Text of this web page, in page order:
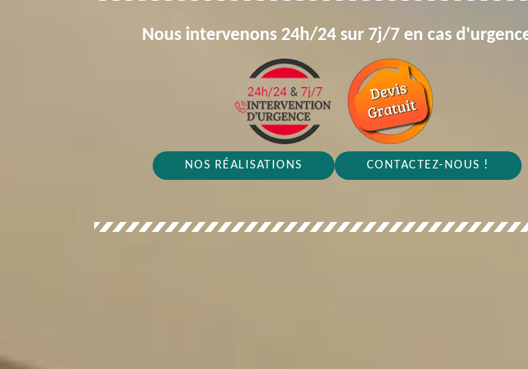
Nous intervenons 24h/24 sur 7j/7 en cas
NOS RÉALISATIONS CONTACTEZ-NOUS !